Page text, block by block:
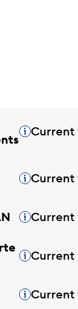
Infobulle
Current
Infobulle
Current
Infobulle
Current
Infobulle
Current
Infobulle
Current